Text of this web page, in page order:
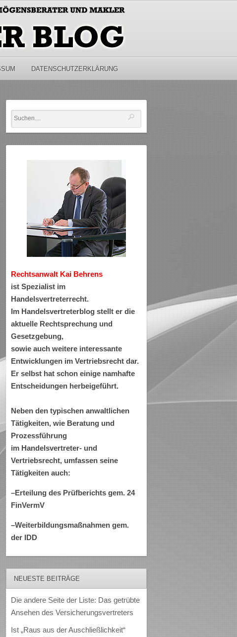
DATENSCHUTZERKLÄRUNG
Rechtsanwalt Kai Behrens
ist Spezialist im
Handelsvertreterrecht.
Im Handelsvertreterblog stellt er die
aktuelle Rechtsprechung und
Gesetzgebung,
sowie auch weitere interessante
Entwicklungen im Vertriebsrecht dar.
Er selbst hat schon einige namhafte
Entscheidungen herbeigeführt.
Neben den typischen anwaltlichen
Tätigkeiten, wie Beratung und
Prozessführung
im Handelsvertreter- und
Vertriebsrecht, umfassen seine
Tätigkeiten auch:
–Erteilung des Prüfberichts gem. 24
FinVermV
–Weiterbildungsmaßnahmen gem.
der IDD
NEUESTE BEITRÄGE
Die andere Seite der Liste: Das getrübte
Ansehen des Versicherungsvertreters
Ist „Raus aus der Auschließlichkeit“